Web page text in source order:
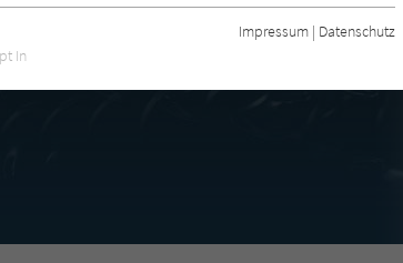
werden für grundlegende Funktionen der Webseite
ist gewährleistet, dass die Webseite einwandfrei
In
Impressum | Datenschutz